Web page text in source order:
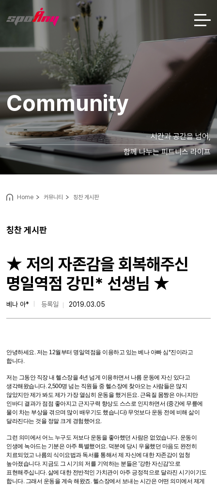
Community
시간과 공간을 넘어,
함께 나누는 피트니스 라이프
칭찬 게시판
Home 커뮤니티 칭찬 게시판
★ 저의 자존감을 회복해주신
명일역점 강민* 선생님 ★
베나 아* 등록일 2019.03.05
안녕하세요. 저는 12월부터 명일역점을 이용하고 있는 베나 아빠 심*진이라고
합니다.
저는 그동안 직장 내 헬스장을 4년 넘게 이용하면서 나름 운동에 자신 있다고
생각해왔습니다. 2,500명 넘는 직원들 중 헬스장에 찾아오는 사람들은 많지
않았지만 제가 봐도 제가 가장 열심히 운동을 했거든요. 근육질 몸짱은 아니지만
인바디 결과가 점점 좋아지고 근지구력 향상도 스스로 인지하면서 (중간에 무릎에
물이 차는 부상을 겪으며 많이 배우기도 했습니다) 무엇보다 운동 전에 비해 삶이
달라진다는 것을 정말 크게 경험했어요.
그런 의미에서 어느 누구도 저보다 운동을 좋아했던 사람은 없었습니다. 운동이
인생에 녹아드는 기분은 아주 특별했어요. 덕분에 당시 우울했던 마음도 완전히
치료되었고 나름의 식이요법과 독서를 통해서 제 자신에 대한 자존감이 엄청
높아졌습니다. 지금도 그 시기의 저를 기억하는 분들은 '강한 자신감'으로
표현해주십니다. 삶에 대한 전반적인 가치관이 아주 긍정적으로 달라진 시기이기도
합니다. 그래서 운동을 계속 해왔죠. 헬스장에서 보내는 시간은 어떤 의미에서 제게